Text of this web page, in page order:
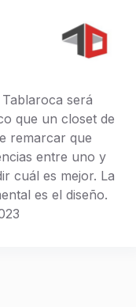
será
que un closet de
remarcar que
entre uno y
cuál es mejor. La
es el diseño.